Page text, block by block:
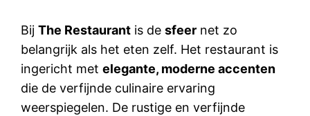
BijThe Restaurant is desfeer net zo
belangrijk als het eten zelf. Het restaurant is
ingericht metelegante, moderne accenten
die de verfijnde culinaire ervaring
weerspiegelen. De rustige en verfijnde